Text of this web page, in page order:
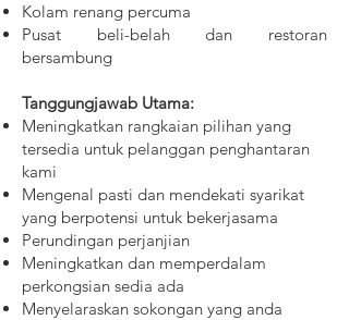
Kolam renang percuma
Pusat beli-belah dan restoran
bersambung
Tanggungjawab Utama:
Meningkatkan rangkaian pilihan yang
tersedia untuk pelanggan penghantaran
kami
Mengenal pasti dan mendekati syarikat
yang berpotensi untuk bekerjasama
Perundingan perjanjian
Meningkatkan dan memperdalam
perkongsian sedia ada
Menyelaraskan sokongan yang anda